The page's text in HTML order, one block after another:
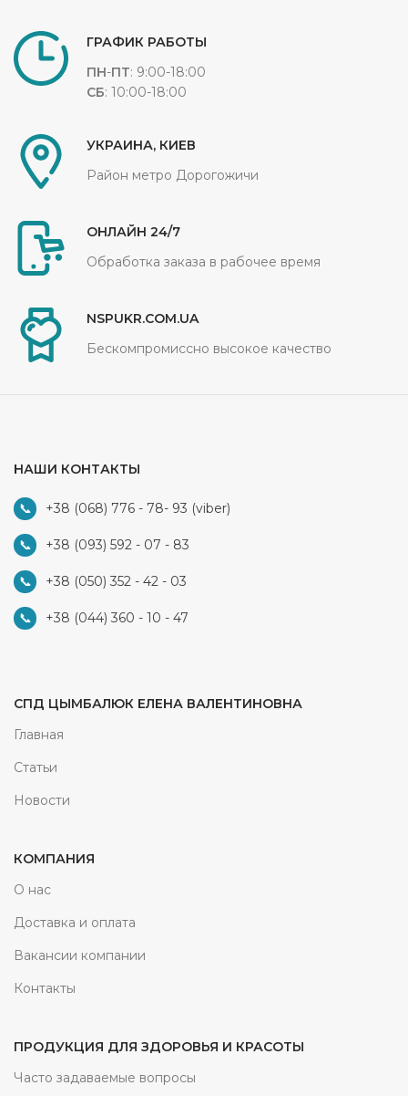
ГРАФИК РАБОТЫ
ПН-ПТ: 9:00-18:00
СБ: 10:00-18:00
УКРАИНА, КИЕВ
Район метро Дорогожичи
ОНЛАЙН 24/7
Обработка заказа в рабочее время
NSPUKR.COM.UA
Бескомпромиссно высокое качество
НАШИ КОНТАКТЫ
+38 (068) 776 - 78- 93 (viber)
+38 (093) 592 - 07 - 83
+38 (050) 352 - 42 - 03
+38 (044) 360 - 10 - 47
СПД ЦЫМБАЛЮК ЕЛЕНА ВАЛЕНТИНОВНА
Главная
Статьи
Новости
КОМПАНИЯ
О нас
Доставка и оплата
Вакансии компании
Контакты
ПРОДУКЦИЯ ДЛЯ ЗДОРОВЬЯ И КРАСОТЫ
Часто задаваемые вопросы